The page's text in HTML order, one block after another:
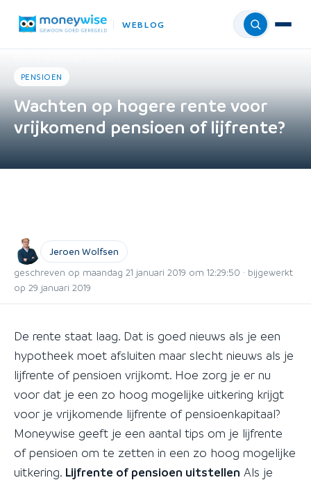
WEBLOG Menu
PENSIOEN
Wachten op hogere rente voor
vrijkomend pensioen of lijfrente?
Jeroen Wolfsen
geschreven op maandag 21 januari 2019 om 12:29:50 · bijgewerkt
op 29 januari 2019
De rente staat laag. Dat is goed nieuws als je een
hypotheek moet afsluiten maar slecht nieuws als je
lijfrente of pensioen vrijkomt. Hoe zorg je er nu
voor dat je een zo hoog mogelijke uitkering krijgt
voor je vrijkomende lijfrente of pensioenkapitaal?
Moneywise geeft je een aantal tips om je lijfrente
of pensioen om te zetten in een zo hoog mogelijke
uitkering. Lijfrente of pensioen uitstellen Als je